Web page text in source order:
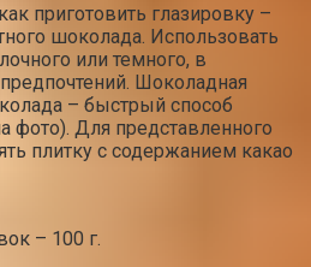
приготовить глазировку –
шоколада. Использовать
или темного, в
Шоколадная
– быстрый способ
фото). Для представленного
плитку с содержанием какао
– 100 г.